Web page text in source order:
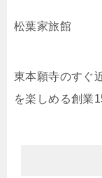
松葉家旅館
東本願寺のすぐ
を楽しめる創業